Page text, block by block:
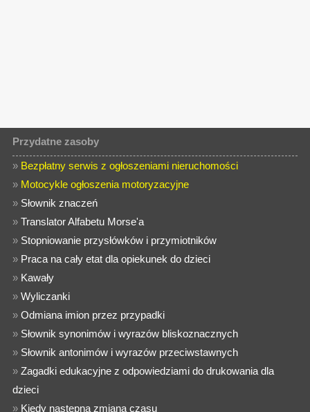
Przydatne zasoby
» Bezpłatny serwis z ogłoszeniami nieruchomości
» Motocykle ogłoszenia motoryzacyjne
» Słownik znaczeń
»Translator Alfabetu Morse'a
» Stopniowanie przysłówków i przymiotników
» Praca na cały etat dla opiekunek do dzieci
» Kawały
»Wyliczanki
»Odmiana imion przez przypadki
» Słownik synonimów i wyrazów bliskoznacznych
» Słownik antonimów i wyrazów przeciwstawnych
»Zagadki edukacyjne z odpowiedziami do drukowania dla
dzieci
» Kiedy następna zmiana czasu